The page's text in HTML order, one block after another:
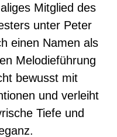
Mitglied des
unter Peter
einen Namen als
Melodieführung
bewusst mit
und verleiht
Tiefe und